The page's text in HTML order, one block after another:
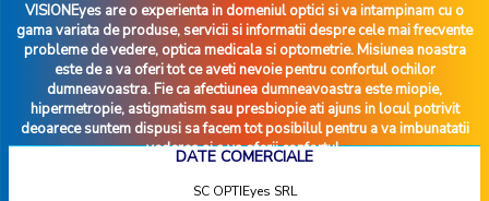
VISIONEyes are o experienta in domeniul optici si va intampinam cu o
gama variata de produse, servicii si informatii despre cele mai frecvente
probleme de vedere, optica medicala si optometrie. Misiunea noastra
este de a va oferi tot ce aveti nevoie pentru confortul ochilor
dumneavoastra. Fie ca afectiunea dumneavoastra este miopie,
hipermetropie, astigmatism sau presbiopie ati ajuns in locul potrivit
deoarece suntem dispusi sa facem tot posibilul pentru a va imbunatatii
vederea si a va oferii confortul.
DATE COMERCIALE
SC OPTIEyes SRL